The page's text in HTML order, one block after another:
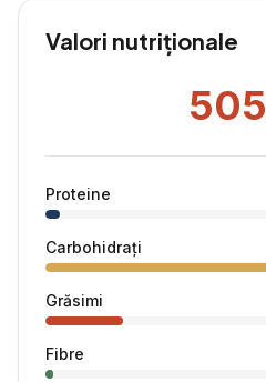
Valori nutriționale
505
Proteine
Carbohidrați
Grăsimi
Fibre